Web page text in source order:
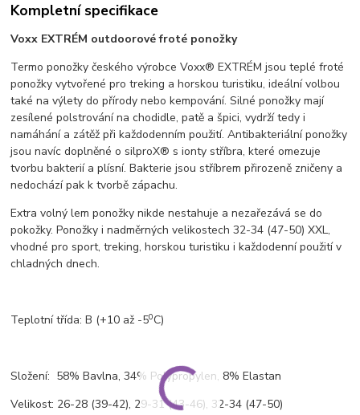
Kompletní specifikace
Voxx EXTRÉM outdoorové froté ponožky
Termo ponožky českého výrobce Voxx® EXTRÉM jsou teplé froté
ponožky vytvořené pro treking a horskou turistiku, ideální volbou
také na výlety do přírody nebo kempování. Silné ponožky mají
zesílené polstrování na chodidle, patě a špici, vydrží tedy i
namáhání a zátěž při každodenním použití. Antibakteriální ponožky
jsou navíc doplněné o silproX® s ionty stříbra, které omezuje
tvorbu bakterií a plísní. Bakterie jsou stříbrem přirozeně zničeny a
nedochází pak k tvorbě zápachu.
Extra volný lem ponožky nikde nestahuje a nezařezává se do
pokožky. Ponožky i nadměrných velikostech 32-34 (47-50) XXL,
vhodné pro sport, treking, horskou turistiku i každodenní použití v
chladných dnech.
Teplotní třída:B (+10 až -50C)
Složení: 58% Bavlna, 34% Polypropylen, 8% Elastan
Velikost: 26-28 (39-42), 29-31 (43-46), 32-34 (47-50)